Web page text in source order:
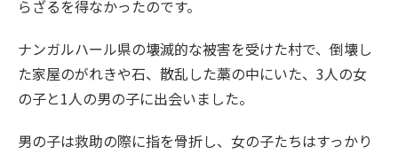
らざるを得なかったのです。
ナンガルハール県の壊滅的な被害を受けた村で、倒壊し
た家屋のがれきや石、散乱した藁の中にいた、3人の女
の子と1人の男の子に出会いました。
男の子は救助の際に指を骨折し、女の子たちはすっかり